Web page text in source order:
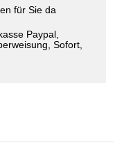
für Sie da
Paypal,
Sofort,